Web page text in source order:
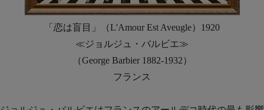
「恋は盲目」（L'Amour Est Aveugle）1920
≪ジョルジュ・バルビエ≫
（George Barbier 1882-1932）
フランス